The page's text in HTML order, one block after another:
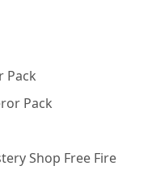
Pack
Pack
Shop Free Fire